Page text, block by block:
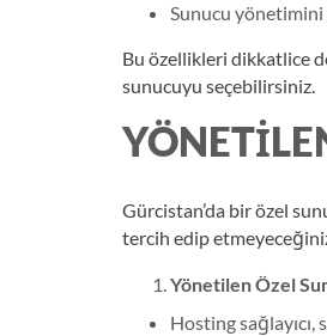
Sunucu yönetimini
Bu özellikleri dikkatlice
sunucuyu seçebilirsiniz.
Gürcistan’da bir özel
tercih edip
Yönetilen Özel
Hosting